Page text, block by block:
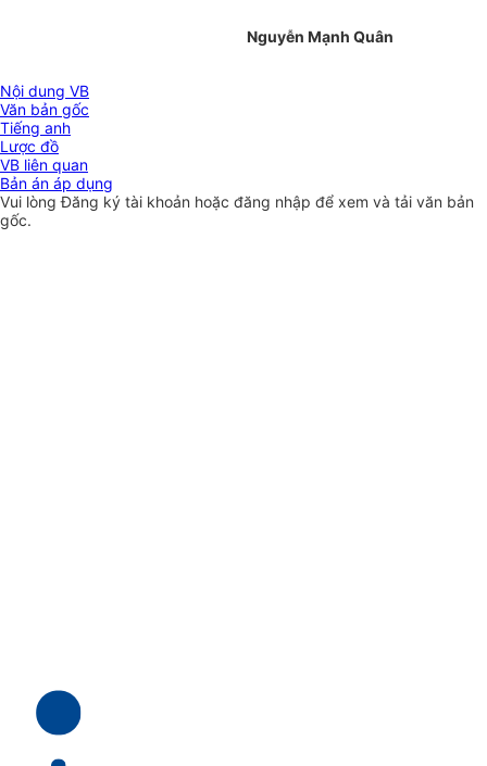
Nguyễn Mạnh Quân
Nội dung VB
Văn bản gốc
Tiếng anh
Lược đồ
VB liên quan
Bản án áp dụng
Vui lòngĐăng ký tài khoản hoặc đăng nhập để xem và tải văn bản
gốc.